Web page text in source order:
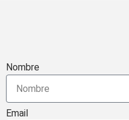
Nombre
Email